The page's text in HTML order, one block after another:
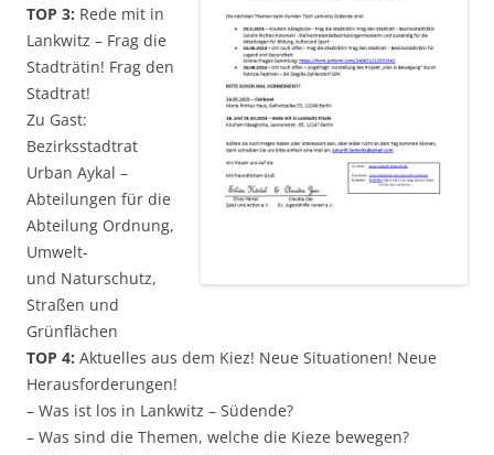
TOP 3: Rede mit in
Lankwitz – Frag die
Stadträtin! Frag den
Stadtrat!
Zu Gast:
Bezirksstadtrat
Urban Aykal –
Abteilungen für die
Abteilung Ordnung,
Umwelt-
und Naturschutz,
Straßen und
Grünflächen
TOP 4: Aktuelles aus dem Kiez! Neue Situationen! Neue
Herausforderungen!
– Was ist los in Lankwitz – Südende?
– Was sind die Themen, welche die Kieze bewegen?